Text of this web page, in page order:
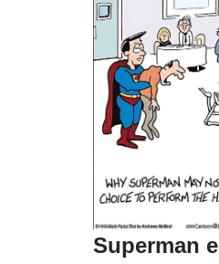
Superman e